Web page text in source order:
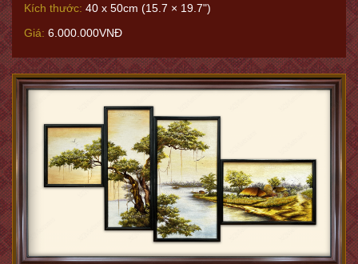
Kích thước: 40 x 50cm (15.7 × 19.7")
Giá: 6.000.000VNĐ